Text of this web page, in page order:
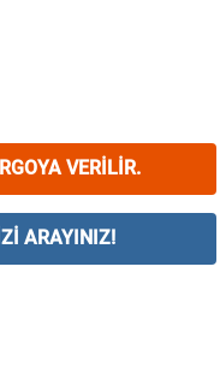
VERILIR.
ARAYINIZ!